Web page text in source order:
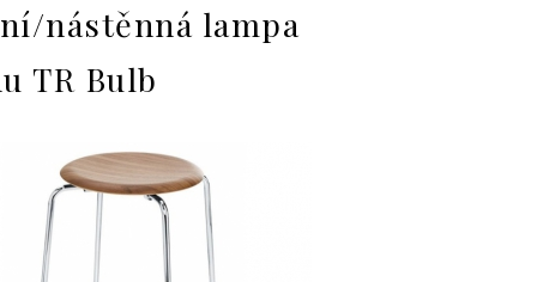
nástěnná lampa
TR Bulb